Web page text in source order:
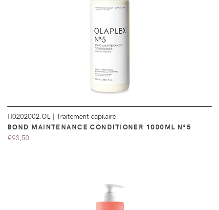
H0202002.OL | Traitement capilaire
BOND MAINTENANCE CONDITIONER 1000ML N°5
€93,50